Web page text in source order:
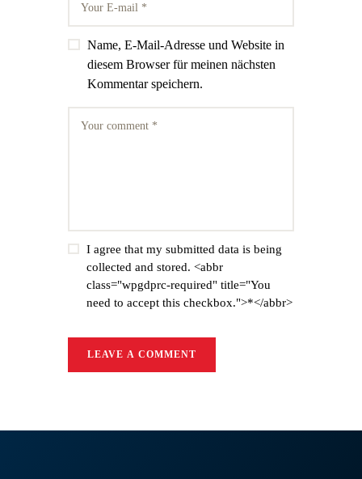
Name, E-Mail-Adresse und Website in
diesem Browser für meinen nächsten
Kommentar speichern.
I agree that my submitted data is being
collected and stored. <abbr
class="wpgdprc-required" title="You
need to accept this checkbox.">*</abbr>